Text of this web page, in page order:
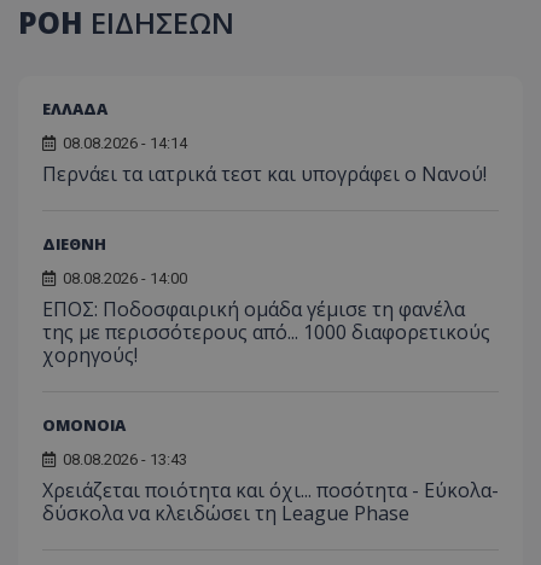
ΡΟΗ ΕΙΔΗΣΕΩΝ
ΕΛΛΑΔΑ
08.08.2026 - 14:14
Περνάει τα ιατρικά τεστ και υπογράφει ο Νανού!
ΔΙΕΘΝΗ
08.08.2026 - 14:00
ΕΠΟΣ: Ποδοσφαιρική ομάδα γέμισε τη φανέλα
της με περισσότερους από... 1000 διαφορετικούς
χορηγούς!
ΟΜΟΝΟΙΑ
08.08.2026 - 13:43
Χρειάζεται ποιότητα και όχι... ποσότητα - Εύκολα-
δύσκολα να κλειδώσει τη League Phase